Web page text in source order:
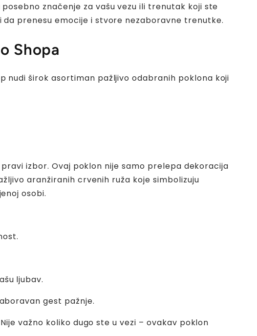
značenje za vašu vezu ili trenutak koji ste
da prenesu emocije i stvore nezaboravne trenutke.
Shopa
nudi širok asortiman pažljivo odabranih poklona koji
izbor. Ovaj poklon nije samo prelepa dekoracija
aranžiranih crvenih ruža koje simbolizuju
osobi.
ljubav.
gest pažnje.
važno koliko dugo ste u vezi – ovakav poklon